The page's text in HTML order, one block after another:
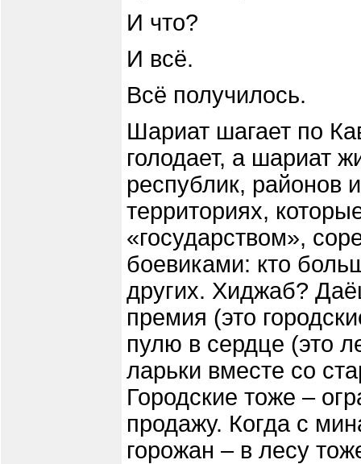
И что?
И всё.
Всё получилось.
Шариат шагает по
голодает, а шариат
республик, районов
территориях,
«государством»,
боевиками: кто
других. Хиджаб?
премия (это
пулю в сердце (это
ларьки вместе со
Городские тоже –
продажу. Когда с
горожан – в лесу